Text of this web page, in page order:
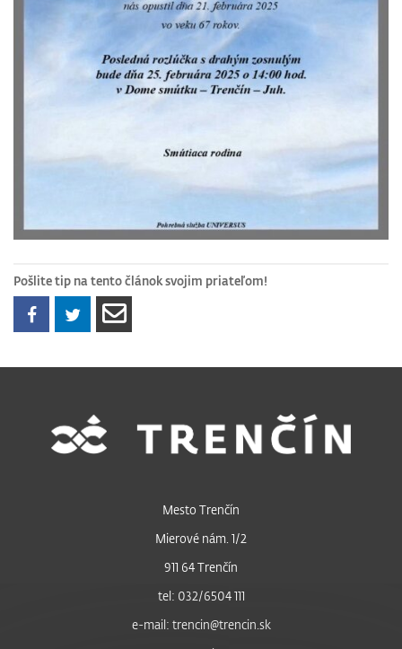
Pošlite tip na tento článok svojim priateľom!
Mesto Trenčín
Mierové nám. 1/2
911 64 Trenčín
tel: 032/6504 111
e-mail: trencin@trencin.sk